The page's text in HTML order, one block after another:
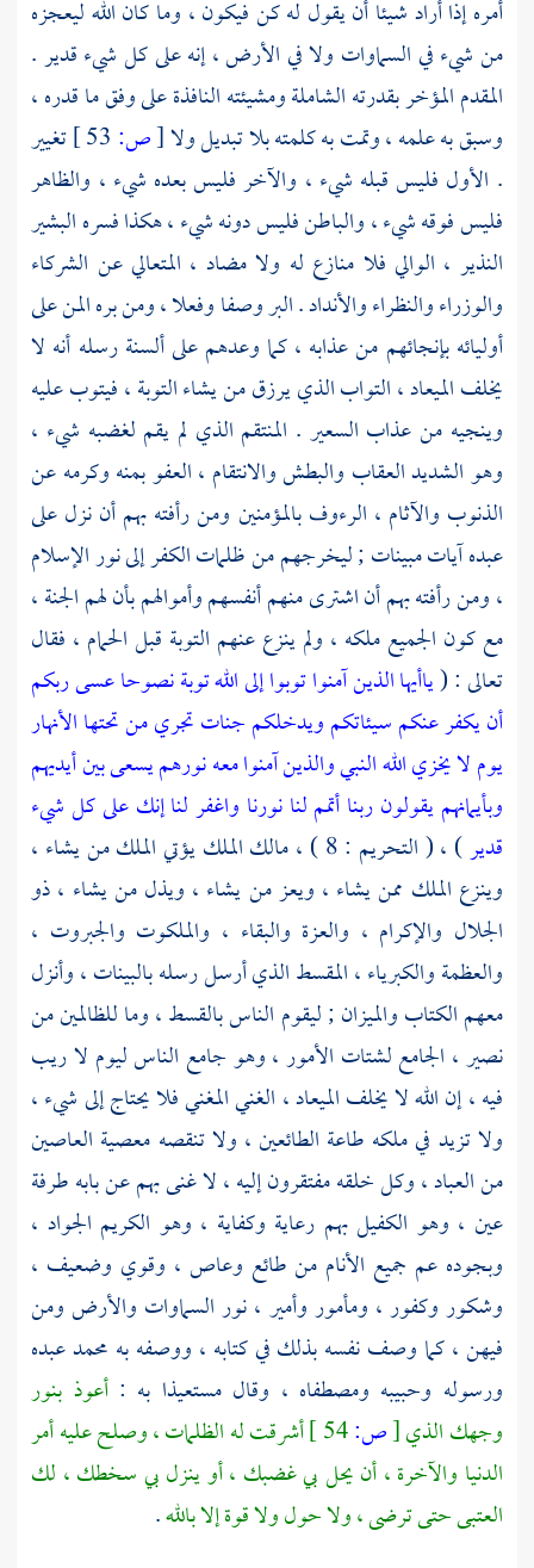
أمره إذا أراد شيئا أن يقول له كن فيكون ، وما كان الله ليعجزه
من شيء في السماوات ولا في الأرض ، إنه على كل شيء قدير .
المقدم المؤخر بقدرته الشاملة ومشيئته النافذة على وفق ما قدره ،
وسبق به علمه ، وتمت به كلمته بلا تبديل ولا[ص:
تغيير
. الأول فليس قبله شيء ، والآخر فليس بعده شيء ، والظاهر
فليس فوقه شيء ، والباطن فليس دونه شيء ، هكذا فسره البشير
النذير ، الوالي فلا منازع له ولا مضاد ، المتعالي عن الشركاء
والوزراء والنظراء والأنداد . البر وصفا وفعلا ، ومن بره المن على
أوليائه بإنجائهم من عذابه ، كما وعدهم على ألسنة رسله أنه لا
يخلف الميعاد ، التواب الذي يرزق من يشاء التوبة ، فيتوب عليه
وينجيه من عذاب السعير . المنتقم الذي لم يقم لغضبه شيء ،
وهو الشديد العقاب والبطش والانتقام ، العفو بمنه وكرمه عن
الذنوب والآثام ، الرءوف بالمؤمنين ومن رأفته بهم أن نزل على
عبده آيات مبينات ; ليخرجهم من ظلمات الكفر إلى نور الإسلام
، ومن رأفته بهم أن اشترى منهم أنفسهم وأموالهم بأن لهم الجنة ،
مع كون الجميع ملكه ، ولم ينزع عنهم التوبة قبل الحمام ، فقال
تعالى : (ياأيها الذين آمنوا توبوا إلى الله توبة نصوحا عسى ربكم
أن يكفر عنكم سيئاتكم ويدخلكم جنات تجري من تحتها الأنهار
يوم لا يخزي الله النبي والذين آمنوا معه نورهم يسعى بين أيديهم
وبأيمانهم يقولون ربنا أتمم لنا نورنا واغفر لنا إنك على كل شيء
قدير
) ، ( التحريم : 8 ) ، مالك الملك يؤتي الملك من يشاء ،
وينزع الملك ممن يشاء ، ويعز من يشاء ، ويذل من يشاء ، ذو
الجلال والإكرام ، والعزة والبقاء ، والملكوت والجبروت ،
والعظمة والكبرياء ، المقسط الذي أرسل رسله بالبينات ، وأنزل
معهم الكتاب والميزان ; ليقوم الناس بالقسط ، وما للظالمين من
نصير ، الجامع لشتات الأمور ، وهو جامع الناس ليوم لا ريب
فيه ، إن الله لا يخلف الميعاد ، الغني المغني فلا يحتاج إلى شيء ،
ولا تزيد في ملكه طاعة الطائعين ، ولا تنقصه معصية العاصين
من العباد ، وكل خلقه مفتقرون إليه ، لا غنى بهم عن بابه طرفة
عين ، وهو الكفيل بهم رعاية وكفاية ، وهو الكريم الجواد ،
وبجوده عم جميع الأنام من طائع وعاص ، وقوي وضعيف ،
وشكور وكفور ، ومأمور وأمير ، نور السماوات والأرض ومن
فيهن ، كما وصف نفسه بذلك في كتابه ، ووصفه به محمدعبده
ورسوله وحبيبه ومصطفاه ، وقال مستعيذا به :أعوذ بنور
وجهك الذي[ص:
أشرقت له الظلمات ، وصلح عليه أمر
الدنيا والآخرة ، أن يحل بي غضبك ، أو ينزل بي سخطك ، لك
العتبى حتى ترضى ، ولا حول ولا قوة إلا بالله.